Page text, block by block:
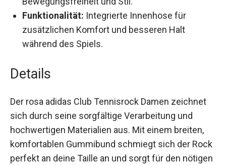
Bewegungsfreiheit und Stil.
Funktionalität: Integrierte Innenhose für
zusätzlichen Komfort und besseren Halt
während des Spiels.
Details
Der rosa adidas Club Tennisrock Damen zeichnet
sich durch seine sorgfältige Verarbeitung und
hochwertigen Materialien aus. Mit einem breiten,
komfortablen Gummibund schmiegt sich der